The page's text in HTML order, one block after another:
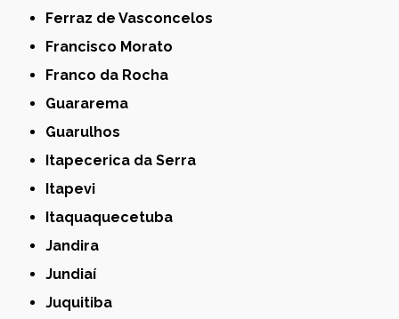
Ferraz de Vasconcelos
Francisco Morato
Franco da Rocha
Guararema
Guarulhos
Itapecerica da Serra
Itapevi
Itaquaquecetuba
Jandira
Jundiaí
Juquitiba